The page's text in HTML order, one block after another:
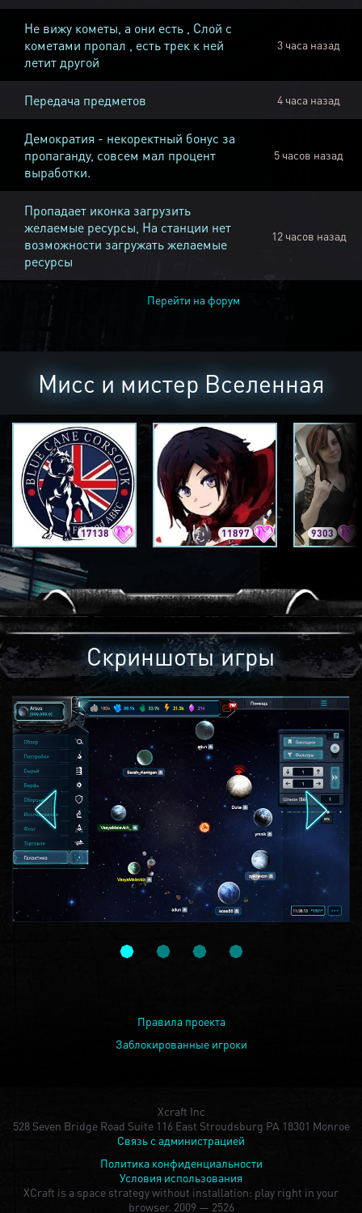
Не вижу кометы, а они есть , Слой с
кометами пропал , есть трек к ней
летит другой
3 часа назад
Передача предметов 4 часа назад
Демократия - некоректный бонус за
пропаганду, совсем мал процент
выработки.
5 часов назад
Пропадает иконка загрузить
желаемые ресурсы, На станции нет
возможности загружать желаемые
ресурсы
12 часов назад
Перейти на форум
Мисс и мистер Вселенная
17138 11897 9303
Скриншоты игры
Правила проекта
Заблокированные игроки
Xcraft Inc
528 Seven Bridge Road Suite 116 East Stroudsburg PA 18301 Monroe
Связь с администрацией
Политика конфиденциальности
Условия использования
XCraft is a space strategy without installation: play right in your
browser. 2009 — 2526